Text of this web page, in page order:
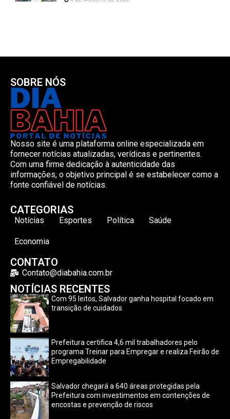
SOBRE NÓS
Nosso site é uma plataforma online especializada em
fornecer notícias atualizadas, verídicas e pertinentes.
Com uma firme dedicação à autenticidade das
informações, o objetivo principal é se estabelecer como a
fonte confiável de notícias.
CATEGORIAS
Notícias Esportes Política Saúde
Economia
CONTATO
Contato@diabahia.com.br
NOTÍCIAS RECENTES
Com 95 leitos, Salvador ganha hospital focado em
transição de cuidados
Prefeitura certifica 4,6 mil trabalhadores pelo
programa Treinar para Empregar e realiza Feirão de
Empregabilidade
Salvador chegará a 640 áreas protegidas pela
Prefeitura com investimentos em contenções de
encostas e prevenção de riscos